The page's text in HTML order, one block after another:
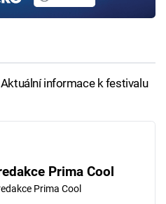
informace k festivalu
Prima Cool
Prima Cool